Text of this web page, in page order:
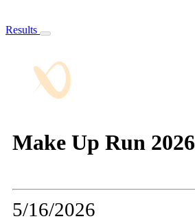
Results
Make Up Run 2026
5/16/2026